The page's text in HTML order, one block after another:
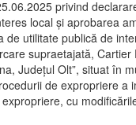
privind
local şi aprobarea
de utilitate publică de
supraetajată, Cartier
Judeţul Olt”, situat în
de expropriere a
cu